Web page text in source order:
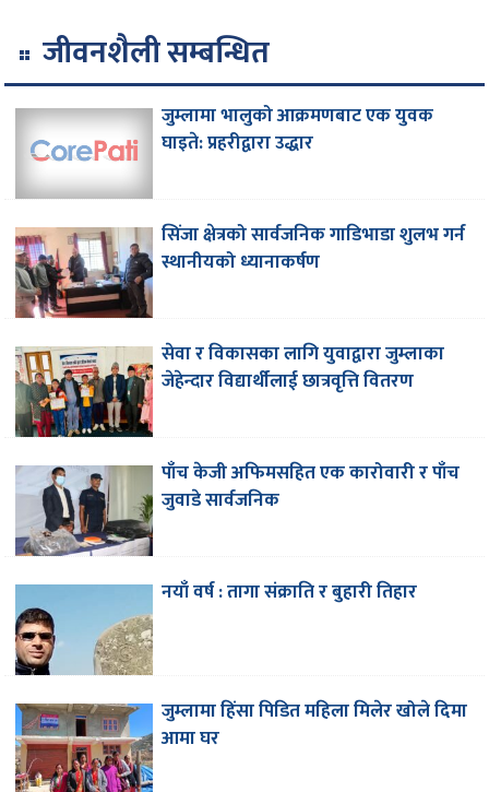
जीवनशैली सम्बन्धित
जुम्लामा भालुको आक्रमणबाट एक युवक
घाइते: प्रहरीद्वारा उद्धार
सिंजा क्षेत्रको सार्वजनिक गाडिभाडा शुलभ गर्न
स्थानीयको ध्यानाकर्षण
सेवा र विकासका लागि युवाद्वारा जुम्लाका
जेहेन्दार विद्यार्थीलाई छात्रवृत्ति वितरण
पाँच केजी अफिमसहित एक कारोवारी र पाँच
जुवाडे सार्वजनिक
नयाँ वर्ष : तागा संक्राति र बुहारी तिहार
जुम्लामा हिंसा पिडित महिला मिलेर खोले दिमा
आमा घर